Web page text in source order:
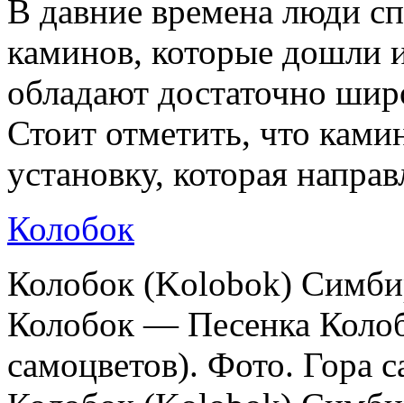
В давние времена люди
каминов, которые дошли
обладают достаточно
Стоит отметить, что
установку, которая
Колобок
Колобок (Kolobok)
Колобок — Песенка
самоцветов). Фото. Гора